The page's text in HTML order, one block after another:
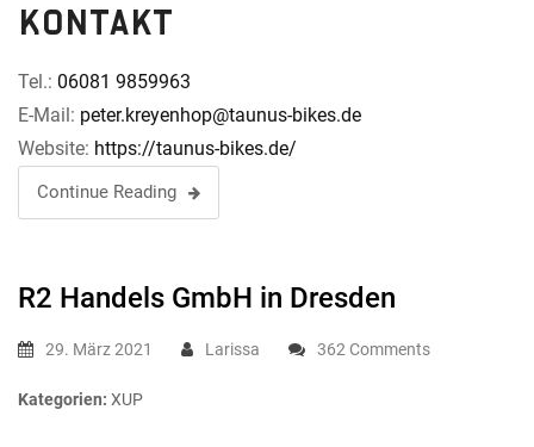
Kontakt
Tel.: 06081 9859963
E-Mail: peter.kreyenhop@taunus-bikes.de
Website: https://taunus-bikes.de/
Continue Reading
R2 Handels GmbH in Dresden
29. März 2021 Larissa 362 Comments
Kategorien: XUP